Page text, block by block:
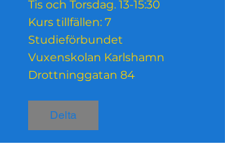
Tis och Torsdag. 13-15:30
Kurs tillfällen: 7
Studieförbundet
Vuxenskolan Karlshamn
Delta